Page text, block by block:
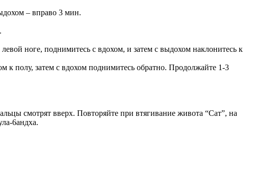
– вправо 3 мин.
ноге, поднимитесь с вдохом, и затем с выдохом наклонитесь к
к полу, затем с вдохом поднимитесь обратно. Продолжайте 1-3
смотрят вверх. Повторяйте при втягивание живота “Сат”, на
6андха.